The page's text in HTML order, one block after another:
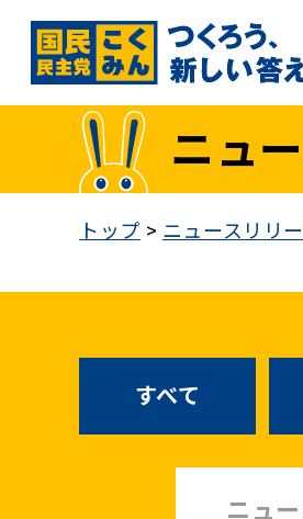
政策
2. 成長戦略「新・三本
5. 正直な政治をつらぬく
政策各論インデックス
医療制度改革
就職氷河期世代政策
中小企業・非正規賃上
ニュ
トップ > ニュースリリ
すべて